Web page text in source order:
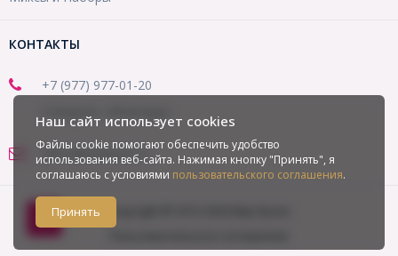
КОНТАКТЫ
+7 (977) 977-01-20
office@mirbusin.ru
Наш сайт использует cookies
Файлы cookie помогают обеспечить удобство
использования веб-сайта. Нажимая кнопку "Принять", я
соглашаюсь с условиями пользовательского соглашения.
Принять